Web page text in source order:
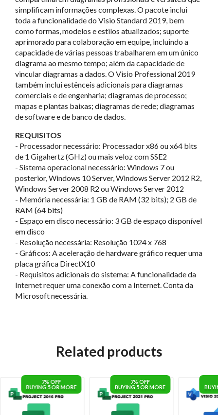
simplificam informações complexas. O pacote inclui
toda a funcionalidade do Visio Standard 2019, bem
como formas, modelos e estilos atualizados; suporte
aprimorado para colaboração em equipe, incluindo a
capacidade de várias pessoas trabalharem em um único
diagrama ao mesmo tempo; além da capacidade de
vincular diagramas a dados. O Visio Professional 2019
também inclui estênceis adicionais para diagramas
comerciais e de engenharia; diagramas de processo;
mapas e plantas baixas; diagramas de rede; diagramas
de software e de banco de dados.
REQUISITOS
- Processador necessário: Processador x86 ou x64 bits
de 1 Gigahertz (GHz) ou mais veloz com SSE2
- Sistema operacional necessário: Windows 7 ou
posterior, Windows 10 Server, Windows Server 2012 R2,
Windows Server 2008 R2 ou Windows Server 2012
- Memória necessária: 1 GB de RAM (32 bits); 2 GB de
RAM (64 bits)
- Espaço em disco necessário: 3 GB de espaço disponível
em disco
- Resolução necessária: Resolução 1024 x 768
- Gráficos: A aceleração de hardware gráfico requer uma
placa gráfica DirectX10
- Requisitos adicionais do sistema: A funcionalidade da
Internet requer uma conexão com a Internet. Conta da
Microsoft necessária.
Related products
7% OFF
BUYING 5 OR MORE
7% OFF
BUYING 5 OR MORE